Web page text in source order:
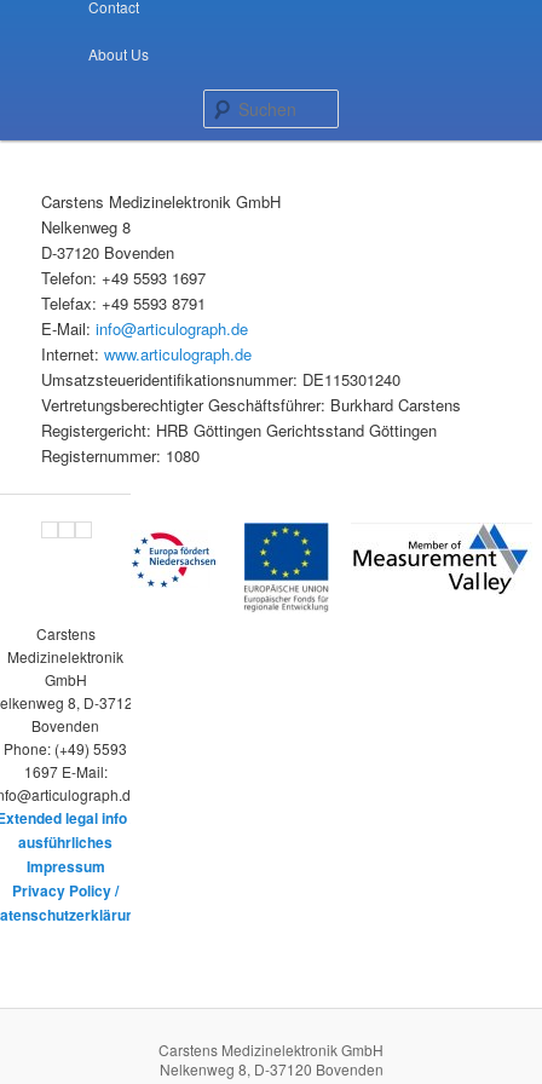
Contact
About Us
Suchen
Carstens Medizinelektronik GmbH
Nelkenweg 8
D-37120 Bovenden
Telefon: +49 5593 1697
Telefax: +49 5593 8791
E-Mail:info@articulograph.de
Internet:www.articulograph.de
Umsatzsteueridentifikationsnummer: DE115301240
Vertretungsberechtigter Geschäftsführer: Burkhard Carstens
Registergericht: HRB Göttingen Gerichtsstand Göttingen
Registernummer: 1080
Carstens
Medizinelektronik
GmbH
8, D-37120
Bovenden
Phone: (+49) 5593
1697 E-Mail:
legal info /
ausführliches
Impressum
Privacy Policy /
Carstens Medizinelektronik GmbH
Nelkenweg 8, D-37120 Bovenden